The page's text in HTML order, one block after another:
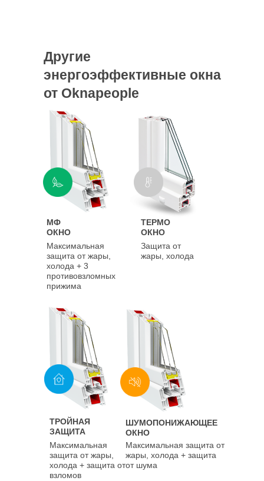
ЦЕНА С УСТАНОВКОЙ
Другие
энергоэффективные окна
от Oknapeople
Максимальная
защита от жары,
холода + 3
противовзломных
прижима
Защита от
жары, холода
Максимальная защита от
жары, холода + защита
от шума
Максимальная
защита от жары,
холода + защита от
взломов
МФ
ОКНО
ТЕРМО
ОКНО
ШУМОПОНИЖАЮЩЕЕ
ОКНО
ТРОЙНАЯ
ЗАЩИТА